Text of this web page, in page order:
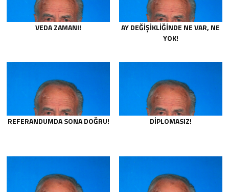
VEDA ZAMANI!
AY DEĞIŞIKLIĞINDE NE VAR, NE
YOK!
REFERANDUMDA SONA DOĞRU! DIPLOMASIZ!